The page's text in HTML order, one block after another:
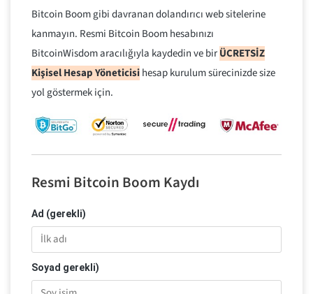
Bitcoin Boom gibi davranan dolandırıcı web sitelerine
kanmayın. Resmi Bitcoin Boom hesabınızı
BitcoinWisdom aracılığıyla kaydedin ve birÜCRETSİZ
Kişisel Hesap Yöneticisihesap kurulum sürecinizde size
yol göstermek için.
Resmi Bitcoin Boom Kaydı
Ad (gerekli)
Soyad gerekli)